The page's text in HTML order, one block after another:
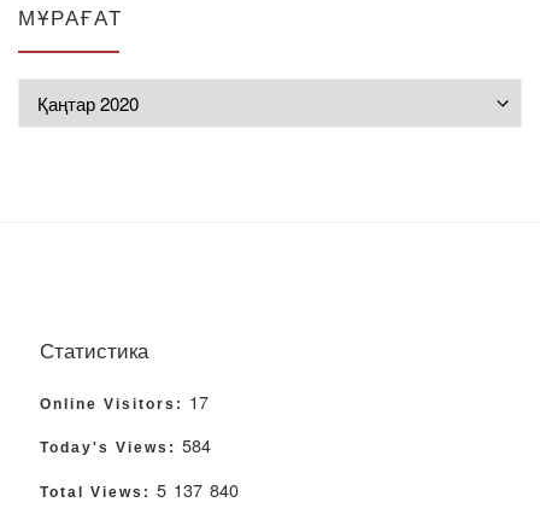
МҰРАҒАТ
Статистика
Online Visitors: 17
Today's Views: 584
Total Views: 5 137 840